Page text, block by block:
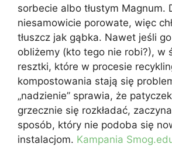
sorbecie albo tłustym Magnum.
niesamowicie porowate, więc
tłuszcz jak gąbka. Nawet jeśli
obliżemy (kto tego nie robi?), w
resztki, które w procesie
kompostowania stają się
„nadzienie” sprawia, że
grzecznie się rozkładać,
sposób, który nie podoba się
instalacjom. Kampania